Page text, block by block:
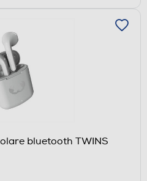
bluetooth TWINS